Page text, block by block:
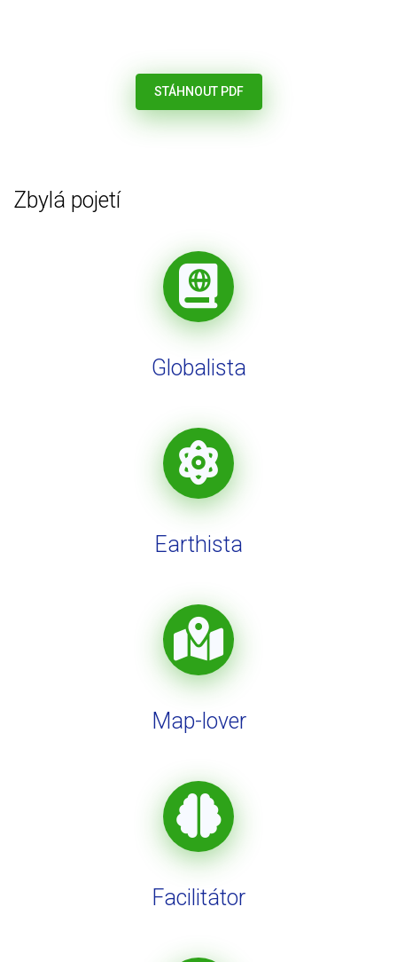
STÁHNOUT PDF
Zbylá pojetí
Globalista
Earthista
Map-lover
Facilitátor